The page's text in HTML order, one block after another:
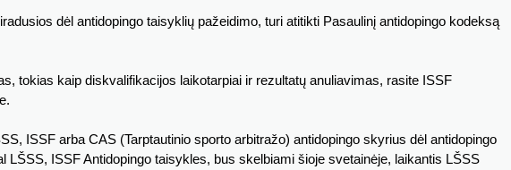
dėl antidopingo taisyklių pažeidimo, turi atitikti Pasaulinį antidopingo kodeksą
tokias kaip diskvalifikacijos laikotarpiai ir rezultatų anuliavimas, rasite ISSF
ISSF arba CAS (Tarptautinio sporto arbitražo) antidopingo skyrius dėl antidopingo
LŠSS, ISSF Antidopingo taisykles, bus skelbiami šioje svetainėje, laikantis LŠSS